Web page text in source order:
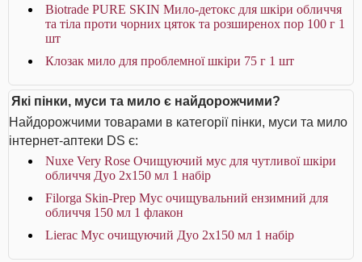
Biotrade PURE SKIN Мило-детокс для шкіри обличчя
та тіла проти чорних цяток та розширенох пор 100 г 1
шт
Клозак мило для проблемної шкіри 75 г 1 шт
Які пінки, муси та мило є найдорожчими?
Найдорожчими товарами в категорії пінки, муси та мило
інтернет-аптеки DS є:
Nuxe Very Rose Очищуючий мус для чутливої шкіри
обличчя Дуо 2x150 мл 1 набір
Filorga Skin-Prep Мус очищувальний ензимний для
обличчя 150 мл 1 флакон
Lierac Мус очищуючий Дуо 2х150 мл 1 набір